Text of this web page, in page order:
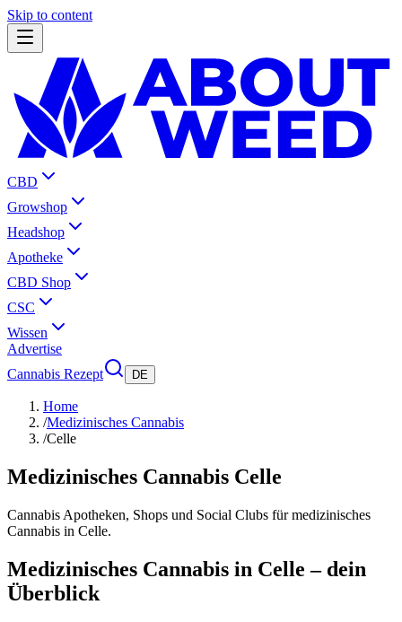
Skip to content
CBD
Growshop
Headshop
Apotheke
CBD Shop
CSC
Wissen
Advertise
Cannabis Rezept
DE
Home
/Medizinisches Cannabis
/Celle
Medizinisches Cannabis Celle
Cannabis Apotheken, Shops und Social Clubs für medizinisches
Cannabis in Celle.
Medizinisches Cannabis in Celle – dein
Überblick